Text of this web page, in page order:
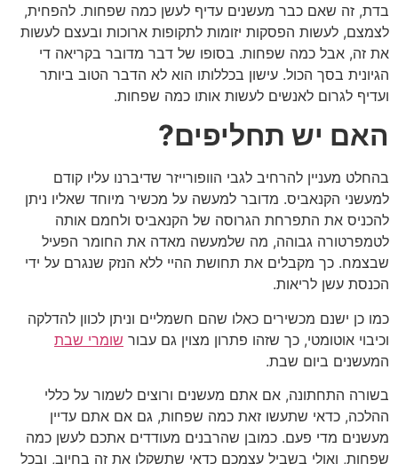
בדת, זה שאם כבר מעשנים עדיף לעשן כמה שפחות. להפחית,
לצמצם, לעשות הפסקות יזומות לתקופות ארוכות ובעצם לעשות
את זה, אבל כמה שפחות. בסופו של דבר מדובר בקריאה די
הגיונית בסך הכול. עישון בכללותו הוא לא הדבר הטוב ביותר
ועדיף לגרום לאנשים לעשות אותו כמה שפחות.
האם יש תחליפים?
בהחלט מעניין להרחיב לגבי הוופורייזר שדיברנו עליו קודם
למעשני הקנאביס. מדובר למעשה על מכשיר מיוחד שאליו ניתן
להכניס את התפרחת הגרוסה של הקנאביס ולחמם אותה
לטמפרטורה גבוהה, מה שלמעשה מאדה את החומר הפעיל
שבצמח. כך מקבלים את תחושת ההיי ללא הנזק שנגרם על ידי
הכנסת עשן לריאות.
כמו כן ישנם מכשירים כאלו שהם חשמליים וניתן לכוון להדלקה
וכיבוי אוטומטי, כך שזהו פתרון מצוין גם עבור שומרי שבת
המעשנים ביום שבת.
בשורה התחתונה, אם אתם מעשנים ורוצים לשמור על כללי
ההלכה, כדאי שתעשו זאת כמה שפחות, גם אם אתם עדיין
מעשנים מדי פעם. כמובן שהרבנים מעודדים אתכם לעשן כמה
שפחות, ואולי בשביל עצמכם כדאי שתשקלו את זה בחיוב, ובכל